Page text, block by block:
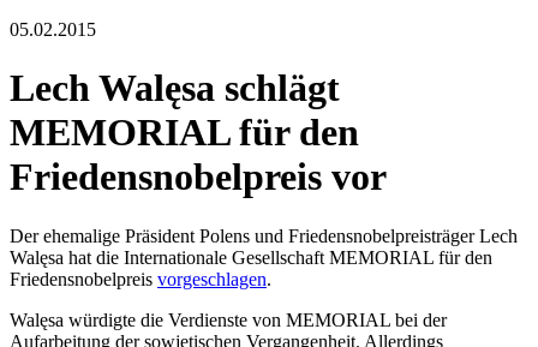
05.02.2015
Lech Walęsa schlägt
MEMORIAL für den
Friedensnobelpreis vor
Der ehemalige Präsident Polens und Friedensnobelpreisträger Lech
Walęsa hat die Internationale Gesellschaft MEMORIAL für den
Friedensnobelpreis vorgeschlagen.
Walęsa würdigte die Verdienste von MEMORIAL bei der
Aufarbeitung der sowjetischen Vergangenheit. Allerdings